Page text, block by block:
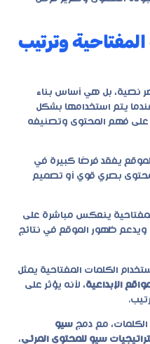
وترتيب
نصية، بل هي أساس بناء
يتم استخدامها بشكل
على فهم المحتوى وتصنيفه
يفقد فرصًا كبيرة في
بصري قوي أو تصميم
ينعكس مباشرة على
ويدعم ظهور الموقع في نتائج
الكلمات المفتاحية يمثل
الإبداعية، لأنه يؤثر على
مع دمج سيو
سيو للمحتوى المرئي،